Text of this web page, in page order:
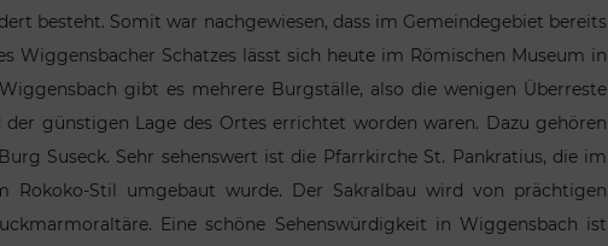
besteht. Somit war nachgewiesen, dass im Gemeindegebiet bereits
Wiggensbacher Schatzes lässt sich heute im Römischen Museum in
gibt es mehrere Burgställe, also die wenigen Überreste
günstigen Lage des Ortes errichtet worden waren. Dazu gehören
Suseck. Sehr sehenswert ist die Pfarrkirche St. Pankratius, die im
Stil umgebaut wurde. Der Sakralbau wird von prächtigen
Eine schöne Sehenswürdigkeit in Wiggensbach ist